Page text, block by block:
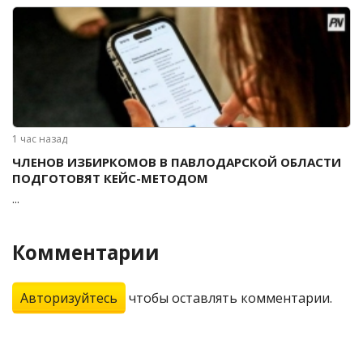
1 час назад
ЧЛЕНОВ ИЗБИРКОМОВ В ПАВЛОДАРСКОЙ ОБЛАСТИ
ПОДГОТОВЯТ КЕЙС-МЕТОДОМ
...
Комментарии
Авторизуйтесь чтобы оставлять комментарии.